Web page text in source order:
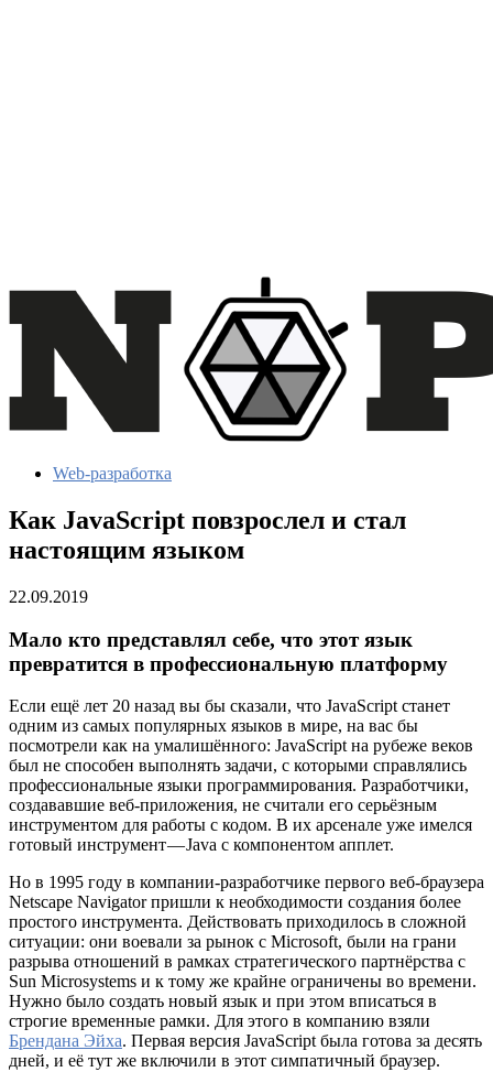
Web-разработка
Как JavaScript повзрослел и стал
настоящим языком
22.09.2019
Мало кто представлял себе, что этот язык
превратится в профессиональную платформу
Если ещё лет 20 назад вы бы сказали, что JavaScript станет
одним из самых популярных языков в мире, на вас бы
посмотрели как на умалишённого: JavaScript на рубеже веков
был не способен выполнять задачи, с которыми справлялись
профессиональные языки программирования. Разработчики,
создававшие веб-приложения, не считали его серьёзным
инструментом для работы с кодом. В их арсенале уже имелся
готовый инструмент — Java с компонентом апплет.
Но в 1995 году в компании-разработчике первого веб-браузера
Netscape Navigator пришли к необходимости создания более
простого инструмента. Действовать приходилось в сложной
ситуации: они воевали за рынок с Microsoft, были на грани
разрыва отношений в рамках стратегического партнёрства с
Sun Microsystems и к тому же крайне ограничены во времени.
Нужно было создать новый язык и при этом вписаться в
строгие временные рамки. Для этого в компанию взяли
Брендана Эйха. Первая версия JavaScript была готова за десять
дней, и её тут же включили в этот симпатичный браузер.